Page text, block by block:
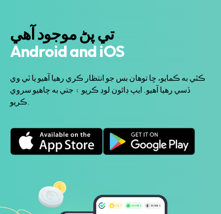
تي پڻ موجود آهي
Android and iOS
ڪٿي به ڪمايو، ڇا توهان بس جو انتظار ڪري رهيا آهيو يا ٽي وي
ڏسي رهيا آهيو. ايپ ڊائون لوڊ ڪريو ۽ جتي به چاهيو سروي
ڪريو.